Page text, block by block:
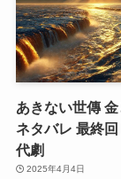
あきない世傳
ネタバレ 最終
代劇
2025年4月4日